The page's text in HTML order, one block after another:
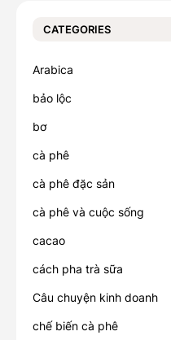
CATEGORIES
Arabica
bảo lộc
bơ
cà phê
cà phê đặc sản
cà phê và cuộc sống
cacao
cách pha trà sữa
Câu chuyện kinh doanh
chế biến cà phê